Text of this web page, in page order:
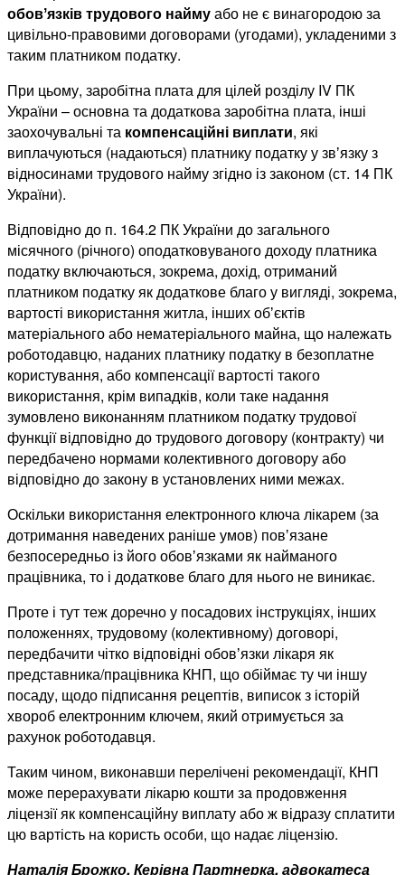
обовʼязків трудового наймуабо не є винагородою за
цивільно-правовими договорами (угодами), укладеними з
таким платником податку.
При цьому, заробітна плата для цілей розділу IV ПК
України – основна та додаткова заробітна плата, інші
заохочувальні та компенсаційні виплати, які
виплачуються (надаються) платнику податку у звʼязку з
відносинами трудового найму згідно із законом (ст. 14 ПК
України).
Відповідно до п. 164.2 ПК України до загального
місячного (річного) оподатковуваного доходу платника
податку включаються, зокрема, дохід, отриманий
платником податку як додаткове благо у вигляді, зокрема,
вартості використання житла, інших обʼєктів
матеріального або нематеріального майна, що належать
роботодавцю, наданих платнику податку в безоплатне
користування, або компенсації вартості такого
використання, крім випадків, коли таке надання
зумовлено виконанням платником податку трудової
функції відповідно до трудового договору (контракту) чи
передбачено нормами колективного договору або
відповідно до закону в установлених ними межах.
Оскільки використання електронного ключа лікарем (за
дотримання наведених раніше умов) повʼязане
безпосередньо із його обовʼязками як найманого
працівника, то і додаткове благо для нього не виникає.
Проте і тут теж доречно у посадових інструкціях, інших
положеннях, трудовому (колективному) договорі,
передбачити чітко відповідні обовʼязки лікаря як
представника/працівника КНП, що обіймає ту чи іншу
посаду, щодо підписання рецептів, виписок з історій
хвороб електронним ключем, який отримується за
рахунок роботодавця.
Таким чином, виконавши перелічені рекомендації, КНП
може перерахувати лікарю кошти за продовження
ліцензії як компенсаційну виплату або ж відразу сплатити
цю вартість на користь особи, що надає ліцензію.
Наталія Брожко, Керівна Партнерка, адвокатеса